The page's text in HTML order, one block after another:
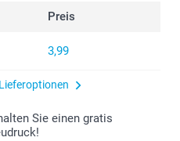
Preis
3,99
Sie einen gratis